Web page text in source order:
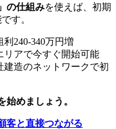
の仕組みを使えば、初期
す。
利240-340万円増
リアで今すぐ開始可能
建造のネットワークで初
めましょう。
客と直接つながる